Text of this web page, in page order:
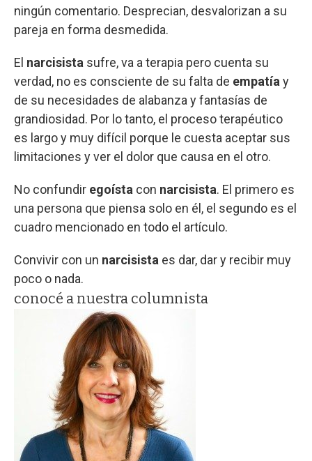
ningún comentario. Desprecian, desvalorizan a su
pareja en forma desmedida.
El narcisista sufre, va a terapia pero cuenta su
verdad, no es consciente de su falta de empatía y
de su necesidades de alabanza y fantasías de
grandiosidad. Por lo tanto, el proceso terapéutico
es largo y muy difícil porque le cuesta aceptar sus
limitaciones y ver el dolor que causa en el otro.
No confundir egoísta con narcisista. El primero es
una persona que piensa solo en él, el segundo es el
cuadro mencionado en todo el artículo.
Convivir con un narcisista es dar, dar y recibir muy
poco o nada.
conocé a nuestra columnista